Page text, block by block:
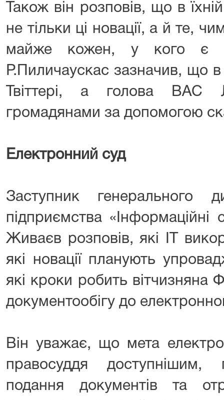
Також він розповів, що в
не тільки ці новації, а й те,
майже кожен, у кого є
Р.Пиличаускас зазначив, що в
Твіттері, а голова ВАС
громадянами за допомогою
Електронний суд
Заступник генерального
підприємства «Інформаційні
Живаєв розповів, які ІТ
які новації планують
які кроки робить вітчизняна
документообігу до
Він уважає, що мета
правосуддя
подання документів та